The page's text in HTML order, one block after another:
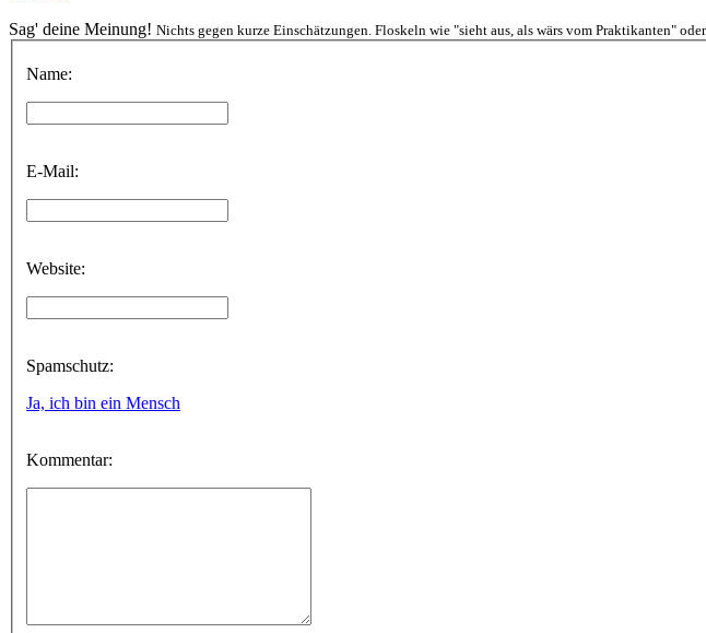
Sag' deine Meinung! Nichts gegen kurze Einschätzungen. Floskeln wie "sieht aus, als wärs vom Praktikanten"
Name:
E-Mail:
Website:
Spamschutz:
Ja, ich bin ein Mensch
Kommentar: